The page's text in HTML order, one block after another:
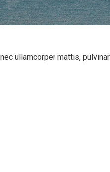
ullamcorper mattis,